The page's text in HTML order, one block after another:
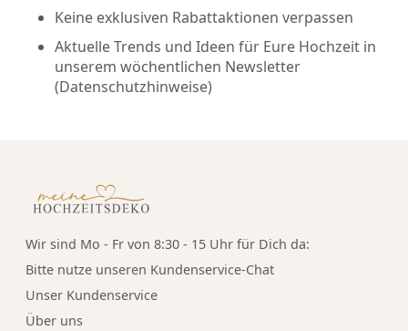
Keine exklusiven Rabattaktionen verpassen
Aktuelle Trends und Ideen für Eure Hochzeit in
unserem wöchentlichen Newsletter
(Datenschutzhinweise)
Wir sind Mo - Fr von 8:30 - 15 Uhr für Dich da:
Bitte nutze unseren Kundenservice-Chat
Unser Kundenservice
Über uns